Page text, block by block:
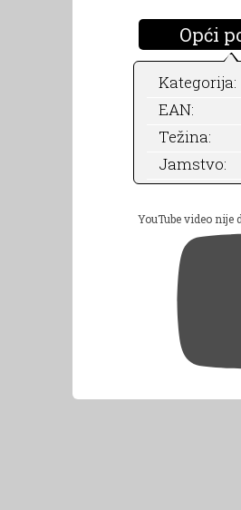
Opći
Kategorija:
EAN:
Težina:
Jamstvo:
YouTube video nije